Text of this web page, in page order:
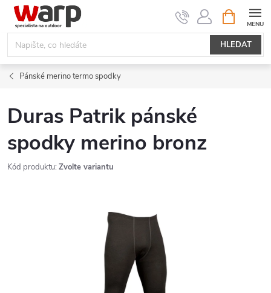
Přejít
obsah
HLEDAT
NÁKUPNÍ
KOŠÍK
Pánské merino termo spodky
Duras Patrik pánské
spodky merino bronz
Kód produktu: Zvolte variantu